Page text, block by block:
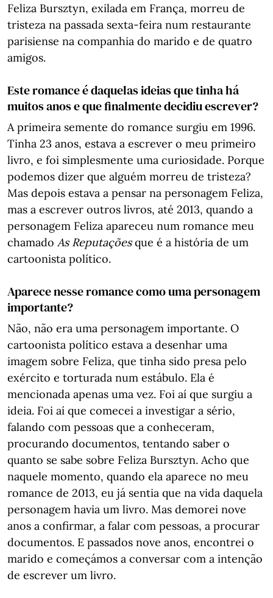
Feliza Bursztyn, exilada em França, morreu de
tristeza na passada sexta-feira num restaurante
parisiense na companhia do marido e de quatro
amigos.
Este romance é daquelas ideias que tinha há
muitos anos e que finalmente decidiu escrever?
A primeira semente do romance surgiu em 1996.
Tinha 23 anos, estava a escrever o meu primeiro
livro, e foi simplesmente uma curiosidade. Porque
podemos dizer que alguém morreu de tristeza?
Mas depois estava a pensar na personagem Feliza,
mas a escrever outros livros, até 2013, quando a
personagem Feliza apareceu num romance meu
chamado As Reputaçõesque é a história de um
cartoonista político.
Aparece nesse romance como uma personagem
importante?
Não, não era uma personagem importante. O
cartoonista político estava a desenhar uma
imagem sobre Feliza, que tinha sido presa pelo
exército e torturada num estábulo. Ela é
mencionada apenas uma vez. Foi aí que surgiu a
ideia. Foi aí que comecei a investigar a sério,
falando com pessoas que a conheceram,
procurando documentos, tentando saber o
quanto se sabe sobre Feliza Bursztyn. Acho que
naquele momento, quando ela aparece no meu
romance de 2013, eu já sentia que na vida daquela
personagem havia um livro. Mas demorei nove
anos a confirmar, a falar com pessoas, a procurar
documentos. E passados nove anos, encontrei o
marido e começámos a conversar com a intenção
de escrever um livro.